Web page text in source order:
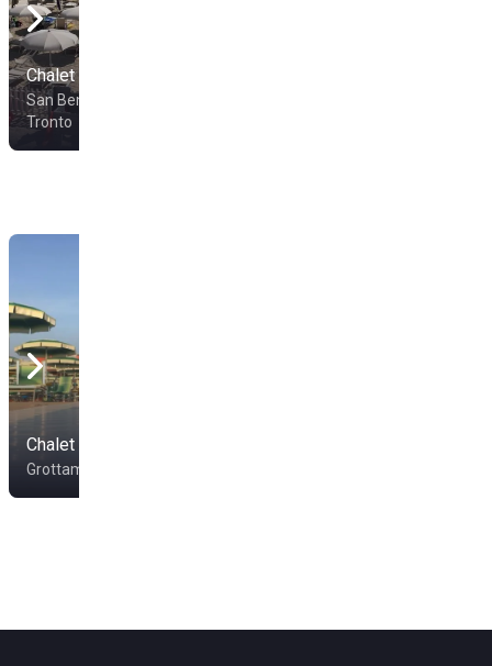
Chalet Stella
San Benedetto Sul
Tronto
Chalet Ragno Verde
Grottammare